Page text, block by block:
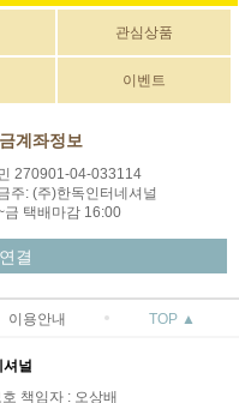
관심상품
이벤트
계좌정보
270901-04-033114
주: (주)한독인터네셔널
금 택배마감 16:00
결
이용안내 TOP ▲
널
책임자 : 오상배